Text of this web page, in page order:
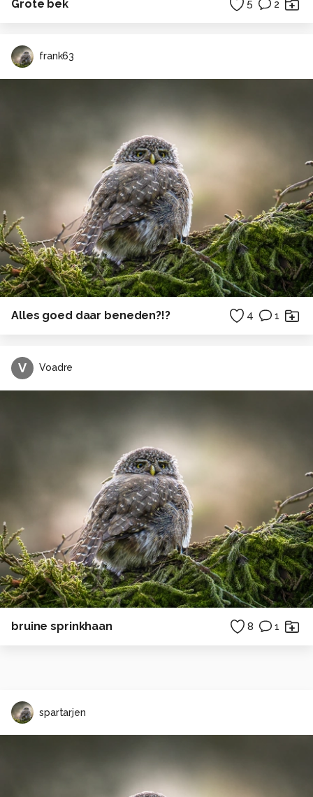
Grote bek 5 2
frank63
Alles goed daar beneden?!? 4 1
V Voadre
bruine sprinkhaan 8 1
spartarjen